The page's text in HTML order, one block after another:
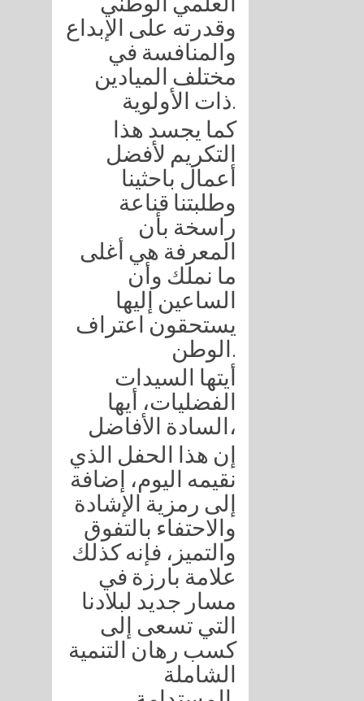
وقدرته على الإبداع
والمنافسة في
مختلف الميادين
ذات الأولوية.
كما يجسد هذا
التكريم لأفضل
أعمال باحثينا
وطلبتنا قناعة
راسخة بأن
المعرفة هي أغلى
ما نملك وأن
الساعين إليها
يستحقون اعتراف
الوطن.
أيتها السيدات
الفضليات، أيها
السادة الأفاضل،
إن هذا الحفل الذي
نقيمه اليوم، إضافة
إلى رمزية الإشادة
والاحتفاء بالتفوق
والتميز، فإنه كذلك
علامة بارزة في
مسار جديد لبلادنا
التي تسعى إلى
كسب رهان التنمية
الشاملة